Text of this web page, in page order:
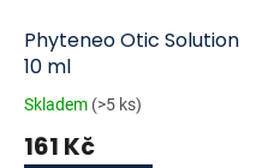
Phyteneo Otic Solution
10 ml
Skladem (>5 ks)
161 Kč